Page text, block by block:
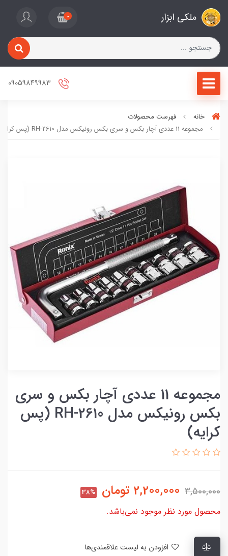
ملکی ابزار 0
خانه
فهرست محصولات
مجموعه 11 عددی آچار بکس و سری بکس رونیکس مدل RH-2610 (پس کرایه)
مجموعه 11 عددی آچار بکس و سری
بکس رونیکس مدل RH-2610 (پس
کرایه)
3,500,000
2,200,000 تومان 38%
محصول مورد نظر موجود نمی‌باشد.